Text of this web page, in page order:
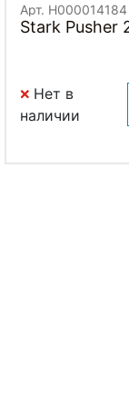
Арт. H000014184
Stark Pusher
Нет в
наличии